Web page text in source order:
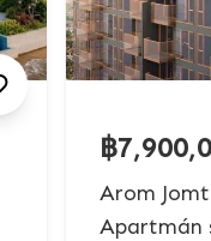
฿
Arom
Apartmán